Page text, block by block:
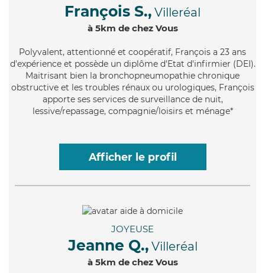
François S., Villeréal
à 5km de chez Vous
Polyvalent, attentionné et coopératif, François a 23 ans
d'expérience et possède un diplôme d'Etat d'infirmier (DEI).
Maitrisant bien la bronchopneumopathie chronique
obstructive et les troubles rénaux ou urologiques, François
apporte ses services de surveillance de nuit,
lessive/repassage, compagnie/loisirs et ménage*
Afficher le profil
JOYEUSE
Jeanne Q., Villeréal
à 5km de chez Vous